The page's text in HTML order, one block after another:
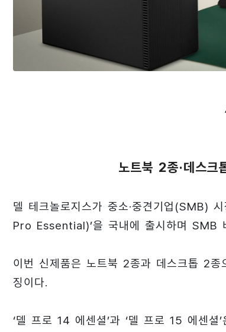
노트북 2종·데스크
델 테크놀로지스가 중소·중견기업(SMB)
Pro Essential)’을 국내에 출시하며 SMB
이번 신제품은 노트북 2종과 데스크톱 2종
징이다.
‘델 프로 14 에센셜’과 ‘델 프로 15 에센